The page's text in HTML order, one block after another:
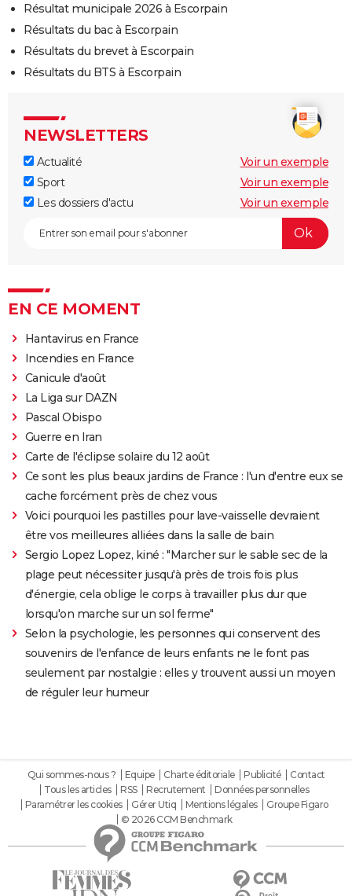
Résultat municipale 2026 à Escorpain
Résultats du bac à Escorpain
Résultats du brevet à Escorpain
Résultats du BTS à Escorpain
NEWSLETTERS
Actualité
Voir un exemple
Sport
Voir un exemple
Les dossiers d'actu
Voir un exemple
EN CE MOMENT
Hantavirus en France
Incendies en France
Canicule d'août
La Liga sur DAZN
Pascal Obispo
Guerre en Iran
Carte de l'éclipse solaire du 12 août
Ce sont les plus beaux jardins de France : l'un d'entre eux se
cache forcément près de chez vous
Voici pourquoi les pastilles pour lave-vaisselle devraient
être vos meilleures alliées dans la salle de bain
Sergio Lopez Lopez, kiné : "Marcher sur le sable sec de la
plage peut nécessiter jusqu'à près de trois fois plus
d'énergie, cela oblige le corps à travailler plus dur que
lorsqu'on marche sur un sol ferme"
Selon la psychologie, les personnes qui conservent des
souvenirs de l'enfance de leurs enfants ne le font pas
seulement par nostalgie : elles y trouvent aussi un moyen
de réguler leur humeur
Qui sommes-nous ? Equipe Charte éditoriale Publicité
Contact
Tous les articles
RSS Recrutement
Données personnelles
Paramétrer les cookies
Gérer Utiq Mentions légales
Groupe Figaro
© 2026 CCM Benchmark